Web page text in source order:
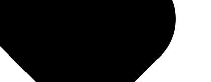
как слон, хотя пришлось немного подождать